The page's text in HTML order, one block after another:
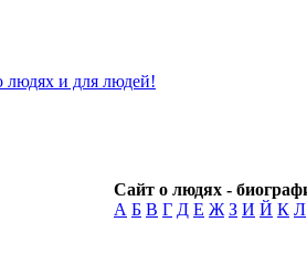
Сайт о людях -
А Б В Г Д Е Ж З И Й К Л